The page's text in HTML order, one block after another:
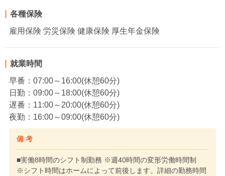
各種保険
雇用保険 労災保険 健康保険 厚生年金保険
就業時間
早番：07:00～16:00(休憩60分)
日勤：09:00～18:00(休憩60分)
遅番：11:00～20:00(休憩60分)
夜勤：16:00～09:00(休憩60分)
備 考
■実働8時間のシフト制勤務 ※週40時間の変形労働時間制
※シフト時間はホームによって前後します。詳細の勤務時間